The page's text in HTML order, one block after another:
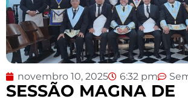
novembro 10, 2025 6:32 pm
SESSÃO MAGNA DE